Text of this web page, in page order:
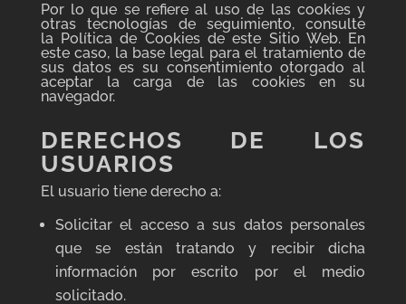
Por lo que se refiere al uso de las cookies y
otras tecnologías de seguimiento, consulte
la Política de Cookies de este Sitio Web. En
este caso, la base legal para el tratamiento de
sus datos es su consentimiento otorgado al
aceptar la carga de las cookies en su
navegador.
DERECHOS DE LOS
USUARIOS
El usuario tiene derecho a:
Solicitar el acceso a sus datos personales
que se están tratando y recibir dicha
información por escrito por el medio
solicitado.